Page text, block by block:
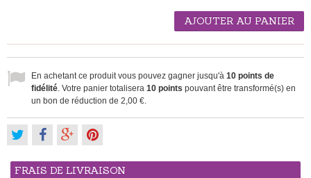
AJOUTER AU PANIER
En achetant ce produit vous pouvez gagner jusqu'à 10 points de
fidélité . Votre panier totalisera 10 points pouvant être transformé(s) en
un bon de réduction de 2,00 €
FRAIS DE LIVRAISON